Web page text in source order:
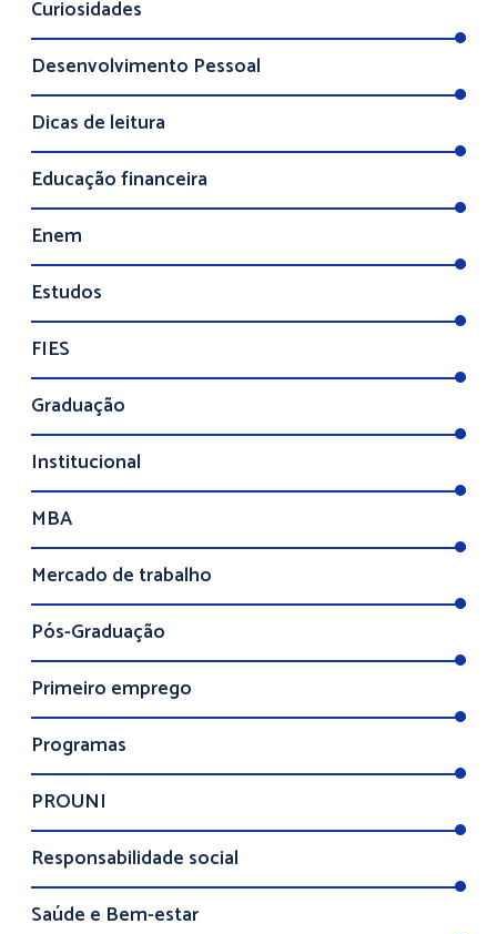
Curiosidades
Desenvolvimento Pessoal
Dicas de leitura
Educação financeira
Enem
Estudos
FIES
Graduação
Institucional
MBA
Mercado de trabalho
Pós-Graduação
Primeiro emprego
Programas
PROUNI
Responsabilidade social
Saúde e Bem-estar